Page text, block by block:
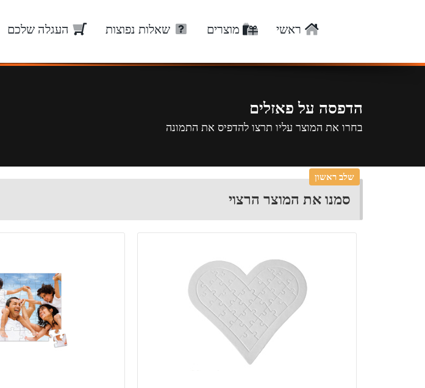
ראשי מוצרים שאלות נפוצות העגלה שלכם
הדפסה על פאזלים
בחרו את המוצר עליו תרצו להדפיס את התמונה
סמנו את המוצר הרצוי
שלב ראשון